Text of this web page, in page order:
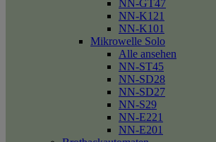
NN-GT47
NN-K121
NN-K101
Mikrowelle Solo
Alle ansehen
NN-ST45
NN-SD28
NN-SD27
NN-S29
NN-E221
NN-E201